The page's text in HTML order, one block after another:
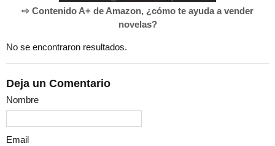
⇨ Contenido A+ de Amazon, ¿cómo te ayuda a vender
novelas?
No se encontraron resultados.
Deja un Comentario
Nombre
Email